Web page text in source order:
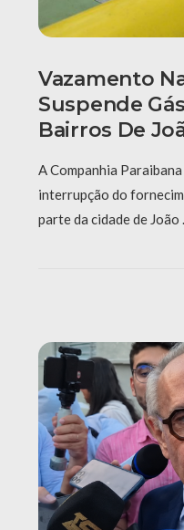
Vazamento
Suspende
Bairros De
A Companhia
interrupção do
parte da cidade de João